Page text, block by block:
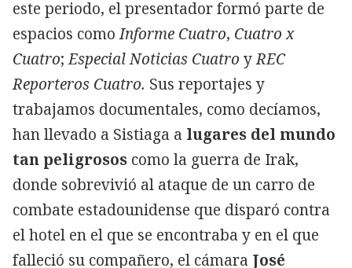
este periodo, el presentador formó parte de
espacios comoInforme Cuatro, Cuatro x
Cuatro;Especial Noticias Cuatro yREC
Reporteros Cuatro. Sus reportajes y
trabajamos documentales, como decíamos,
han llevado a Sistiaga a lugares del mundo
tan peligrosos como la guerra de Irak,
donde sobrevivió al ataque de un carro de
combate estadounidense que disparó contra
el hotel en el que se encontraba y en el que
falleció su compañero, el cámara José